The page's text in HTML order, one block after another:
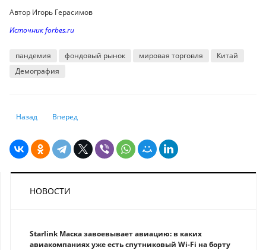
Автор Игорь Герасимов
Источникforbes.ru
пандемия фондовый рынок мировая торговля
Китай
Демография
Предыдущий: Создание третьего оператора связи предлагает глава
Назад Следующий: МВФ улучшил прогнозы роста на 2023 год из-
Вперед
НОВОСТИ
Starlink Маска завоевывает авиацию: в каких
авиакомпаниях уже есть спутниковый Wi-Fi на борту